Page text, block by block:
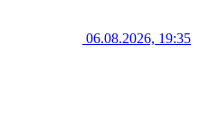
06.08.2026, 19:35